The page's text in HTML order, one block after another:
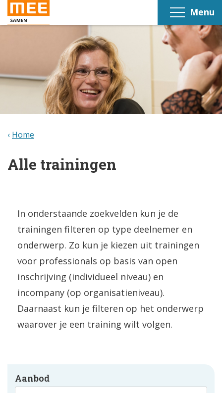
Menu
Home
Alle trainingen
In onderstaande zoekvelden kun je de
trainingen filteren op type deelnemer en
onderwerp. Zo kun je kiezen uit trainingen
voor professionals op basis van open
inschrijving (individueel niveau) en
incompany (op organisatieniveau).
Daarnaast kun je filteren op het onderwerp
waarover je een training wilt volgen.
Aanbod